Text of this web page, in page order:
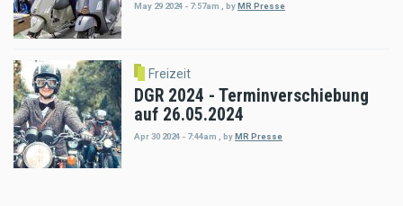
May 29 2024 - 7:57am , by MR Presse
Freizeit
DGR 2024 - Terminverschiebung
auf 26.05.2024
Apr 30 2024 - 7:44am , byMR Presse